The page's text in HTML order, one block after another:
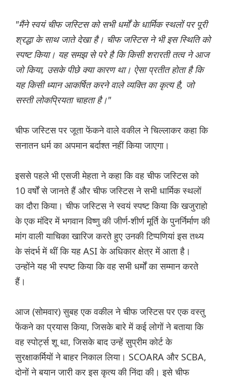
"मैंने स्वयं चीफ जस्टिस को सभी धर्मों के धार्मिक स्थलों पर पूरी
श्रद्धा के साथ जाते देखा है। चीफ जस्टिस ने भी इस स्थिति को
स्पष्ट किया। यह समझ से परे है कि किसी शरारती तत्व ने आज
जो किया, उसके पीछे क्या कारण था। ऐसा प्रतीत होता है कि
यह किसी ध्यान आकर्षित करने वाले व्यक्ति का कृत्य है, जो
सस्ती लोकप्रियता चाहता है।"
चीफ जस्टिस पर जूता फेंकने वाले वकील ने चिल्लाकर कहा कि
सनातन धर्म का अपमान बर्दाश्त नहीं किया जाएगा।
इससे पहले भी एसजी मेहता ने कहा कि वह चीफ जस्टिस को
10 वर्षों से जानते हैं और चीफ जस्टिस ने सभी धार्मिक स्थलों
का दौरा किया। चीफ जस्टिस ने स्वयं स्पष्ट किया कि खजुराहो
के एक मंदिर में भगवान विष्णु की जीर्ण-शीर्ण मूर्ति के पुनर्निर्माण की
मांग वाली याचिका खारिज करते हुए उनकी टिप्पणियां इस तथ्य
के संदर्भ में थीं कि यह ASI के अधिकार क्षेत्र में आता है।
उन्होंने यह भी स्पष्ट किया कि वह सभी धर्मों का सम्मान करते
हैं।
आज (सोमवार) सुबह एक वकील ने चीफ जस्टिस पर एक वस्तु
फेंकने का प्रयास किया, जिसके बारे में कई लोगों ने बताया कि
वह स्पोर्ट्स शू था, जिसके बाद उन्हें सुप्रीम कोर्ट के
सुरक्षाकर्मियों ने बाहर निकाल लिया। SCOARA और SCBA,
दोनों ने बयान जारी कर इस कृत्य की निंदा की। इसे चीफ